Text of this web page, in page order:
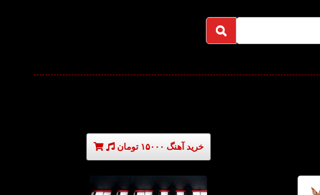
خرید آهنگ ۱۵۰۰۰ تومان